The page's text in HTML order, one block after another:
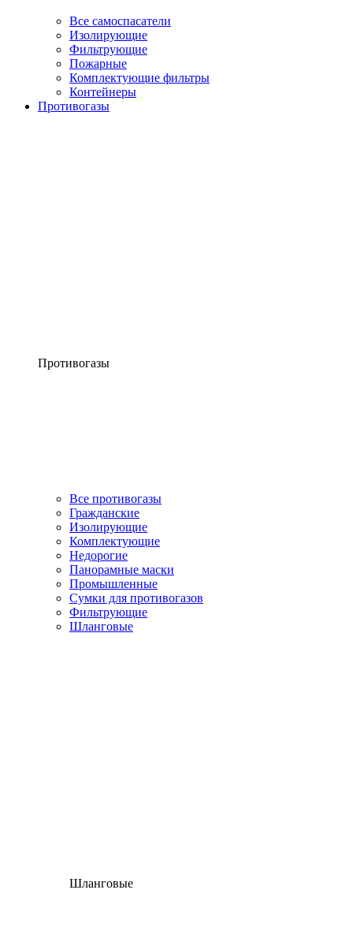
Все самоспасатели
Изолирующие
Фильтрующие
Пожарные
Комплектующие фильтры
Контейнеры
Противогазы
Противогазы
Все противогазы
Гражданские
Изолирующие
Комплектующие
Недорогие
Панорамные маски
Промышленные
Сумки для противогазов
Фильтрующие
Шланговые
Шланговые